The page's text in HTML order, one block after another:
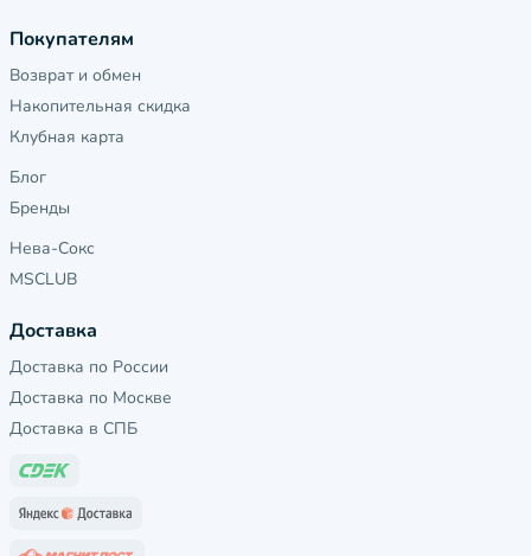
Покупателям
Возврат и обмен
Накопительная скидка
Клубная карта
Блог
Бренды
Нева-Сокс
MSCLUB
Доставка
Доставка по России
Доставка по Москве
Доставка в СПБ